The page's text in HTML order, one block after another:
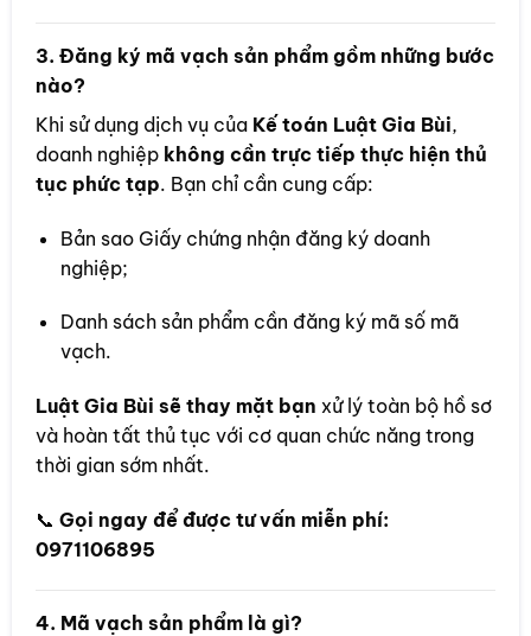
3. Đăng ký mã vạch sản phẩm gồm những bước
nào?
Khi sử dụng dịch vụ của Kế toán Luật Gia Bùi,
doanh nghiệp không cần trực tiếp thực hiện thủ
tục phức tạp. Bạn chỉ cần cung cấp:
Bản sao Giấy chứng nhận đăng ký doanh
nghiệp;
Danh sách sản phẩm cần đăng ký mã số mã
vạch.
Luật Gia Bùi sẽ thay mặt bạn xử lý toàn bộ hồ sơ
và hoàn tất thủ tục với cơ quan chức năng trong
thời gian sớm nhất.
📞 Gọi ngay để được tư vấn miễn phí:
0971106895
4. Mã vạch sản phẩm là gì?